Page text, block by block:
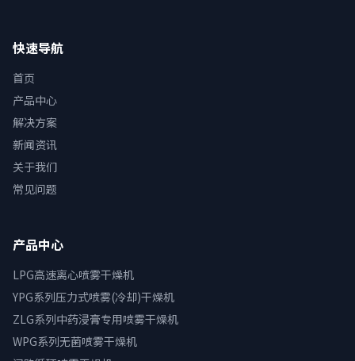
快速导航
首页
产品中心
解决方案
新闻资讯
关于我们
常见问题
产品中心
LPG高速离心喷雾干燥机
YPG系列压力式喷雾(冷却)干燥机
ZLG系列中药浸膏专用喷雾干燥机
WPG系列无菌喷雾干燥机